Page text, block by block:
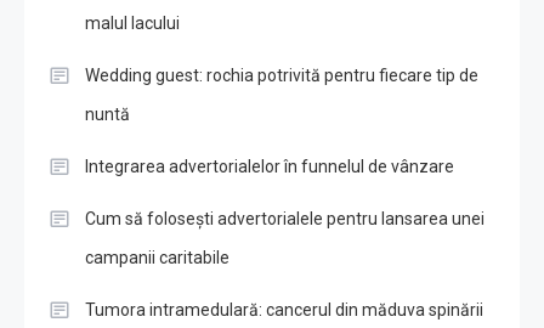
malul lacului
Wedding guest: rochia potrivită pentru fiecare tip de
nuntă
Integrarea advertorialelor în funnelul de vânzare
Cum să folosești advertorialele pentru lansarea unei
campanii caritabile
Tumora intramedulară: cancerul din măduva spinării